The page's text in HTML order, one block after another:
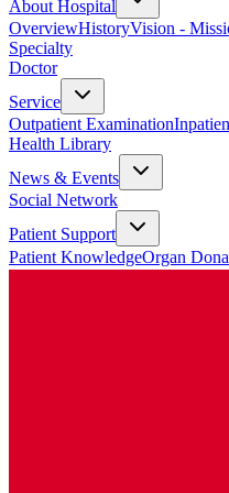
About Hospital
OverviewHistoryVision -
Specialty
Doctor
Service
Outpatient Examination
Health Library
News & Events
Social Network
Patient Support
Patient KnowledgeOrgan